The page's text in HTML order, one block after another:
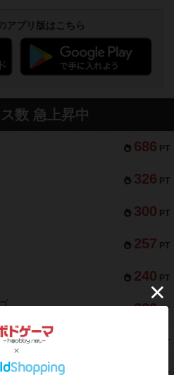
アプリ版はこちら
数 急上昇中
686 PT
326 PT
300 PT
257 PT
240 PT
236 PT
PT